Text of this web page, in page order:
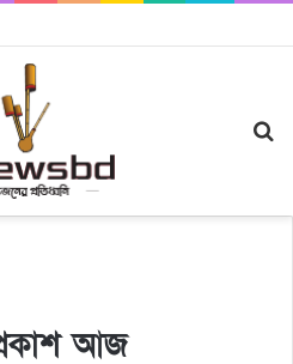
নতুন গান ‘Baljanggi’
আজ